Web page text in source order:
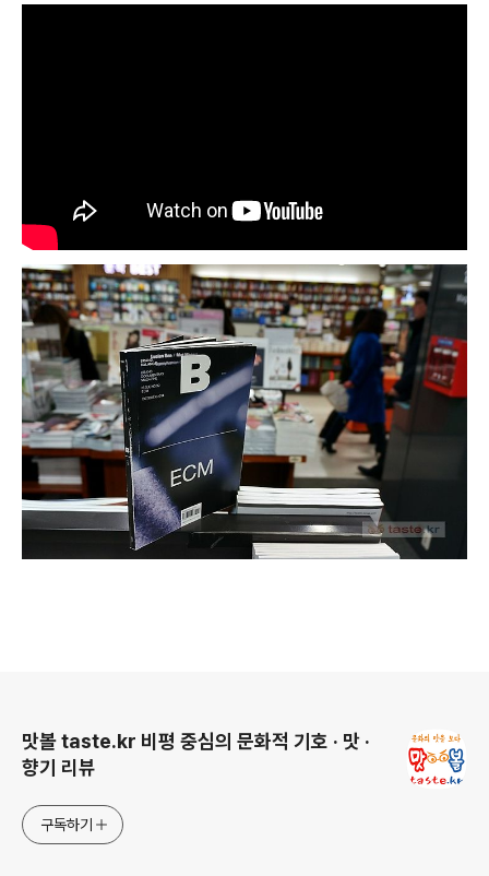
맛볼 taste.kr 비평 중심의 문화적 기호 · 맛 ·
향기 리뷰
구독하기